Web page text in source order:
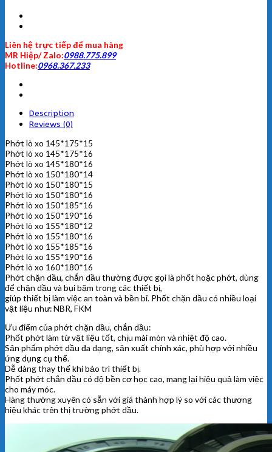
Liên hệ trực tiếp để mua hàng
MR Hiệp/ Zalo:0988.775.899
Hotline:0968.367.233
Description
Reviews (0)
Phớt lò xo 145*175*15
Phớt lò xo 145*175*16
Phớt lò xo 145*180*16
Phớt lò xo 150*180*14
Phớt lò xo 150*180*15
Phớt lò xo 150*180*16
Phớt lò xo 150*185*16
Phớt lò xo 150*190*16
Phớt lò xo 155*180*12
Phớt lò xo 155*180*16
Phớt lò xo 155*185*16
Phớt lò xo 155*190*16
Phớt lò xo 160*180*16
Phớt chặn dầu, chắn dầu thường được gọi là phốt hoặc phớt, dùng
để chặn dầu và bụi bặm trong các thiết bị,
giúp thiết bị làm việc an toàn và bền bỉ. Phốt chặn dầu có nhiều loại
vật liệu như: NBR, FKM
Ưu điểm của phớt chặn dầu, chắn dầu:
Phốt phớt làm từ vật liệu tốt, chịu mài mòn và nhiệt độ cao.
Sản phẩm phớt dầu đa dạng, sản xuất chính xác, phù hợp với nhiều
ứng dụng cụ thể.
Dễ dàng thay thế khi bảo trì thiết bị.
Phốt phớt chắn dầu có độ bền cơ học cao, mang lại hiệu quả làm việc
cho máy móc.
Hàng thường xuyên có sẵn với giá thành hợp lý so với các thương
hiệu khác trên thị trường phớt dầu.